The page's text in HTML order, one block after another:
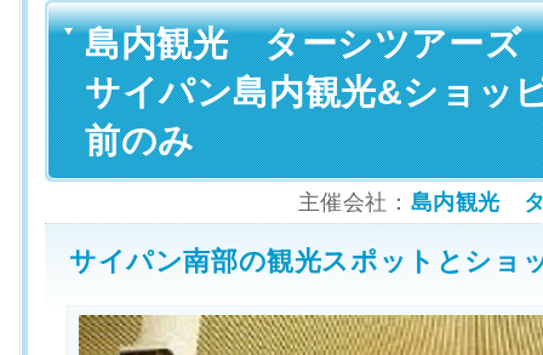
島内観光 ターシツアーズ
サイパン島内観光&ショ
前のみ
主催会社： 島内観光 タ
サイパン南部の観光スポットとシ